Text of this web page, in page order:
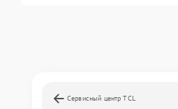
Сервисный центр TCL